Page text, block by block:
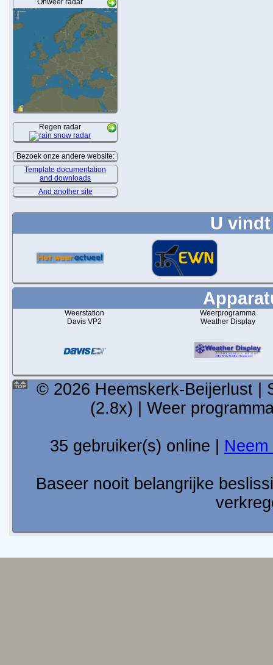
Onweer radar
Regen radar
Bezoek onze andere website:
Template documentation
and downloads
And another site
U
Weerstation
Davis VP2
Weerprogramma
Weather Display
© 2026 Heemskerk-Beijerlust |
(2.8x) | Weer
35 gebruiker(s) online |
Baseer nooit belangrijke